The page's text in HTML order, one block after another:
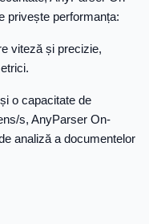
privește performanța:
viteză și precizie,
o capacitate de
s, AnyParser On-
analiză a documentelor